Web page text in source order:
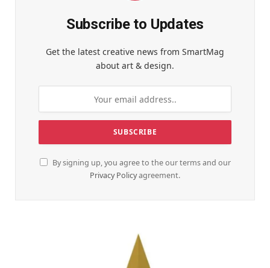
Subscribe to Updates
Get the latest creative news from SmartMag
about art & design.
By signing up, you agree to the our terms and our
Privacy Policyagreement.